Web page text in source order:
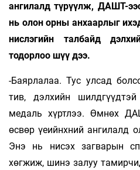
ангилалд түрүүлж, ДАШТ-
нь олон орны анхаарлыг
нислэгийн талбайд
тодорлоо шүү дээ.
-Баярлалаа. Тус улсад
тив, дэлхийн
медаль хүртлээ. Өмнөх
өсвөр үеийнхний ангилалд
Энэ нь нисэх загварын
хөгжиж, шинэ залуу